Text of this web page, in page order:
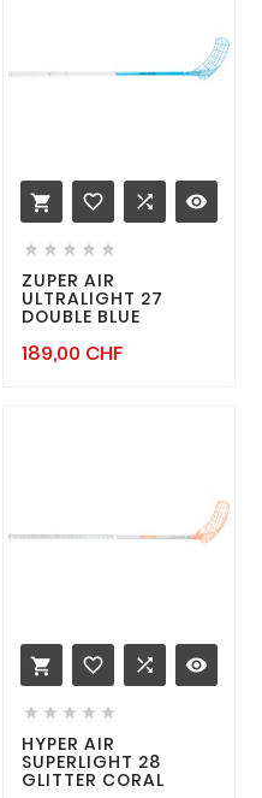
 favorite_border  remove_red_eye
    
ZUPER AIR
ULTRALIGHT 27
DOUBLE BLUE
189,00 CHFPrix
 favorite_border  remove_red_eye
    
HYPER AIR
SUPERLIGHT 28
GLITTER CORAL